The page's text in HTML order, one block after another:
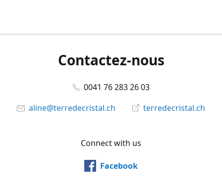
Contactez-nous
0041 76 283 26 03
aline@terredecristal.ch
terredecristal.ch
Connect with us
Facebook